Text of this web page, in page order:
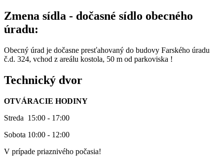
Zmena sídla - dočasné sídlo obecného
úradu:
Obecný úrad je dočasne presťahovaný do budovy Farského úradu
č.d. 324, vchod z areálu kostola, 50 m od parkoviska !
Technický dvor
OTVÁRACIE HODINY
Streda 15:00 - 17:00
Sobota 10:00 - 12:00
V prípade priaznivého počasia!